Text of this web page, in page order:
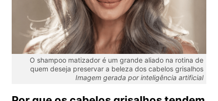
O shampoo matizador é um grande aliado na rotina de
quem deseja preservar a beleza dos cabelos grisalhos
Imagem gerada por inteligência artificial